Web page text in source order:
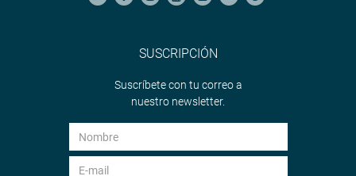
SUSCRIPCIÓN
Suscríbete con tu correo a
nuestro newsletter.